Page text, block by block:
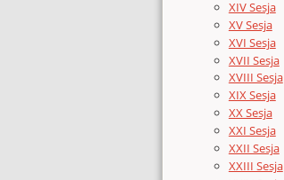
XIV Sesja
XV Sesja
XVI Sesja
XVII Sesja
XVIII Sesja
XIX Sesja
XX Sesja
XXI Sesja
XXII Sesja
XXIII Sesja